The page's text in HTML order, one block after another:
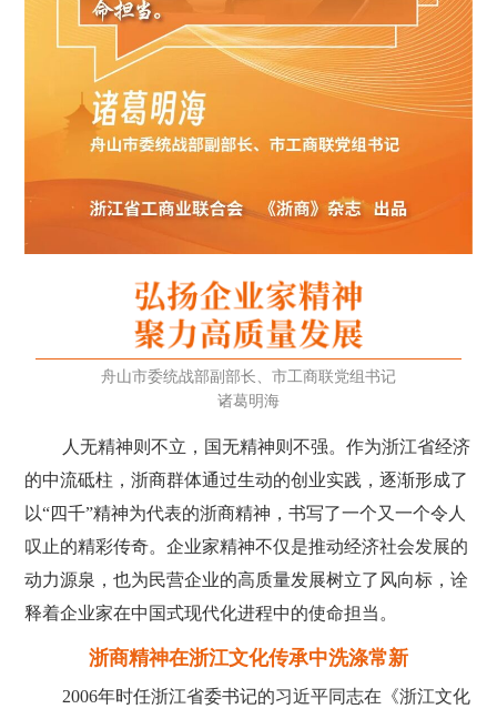
舟山市委统战部副部长、市工商联党组书记
诸葛明海
人无精神则不立，国无精神则不强。作为浙江省经济
的中流砥柱，浙商群体通过生动的创业实践，逐渐形成了
以“四千”精神为代表的浙商精神，书写了一个又一个令人
叹止的精彩传奇。企业家精神不仅是推动经济社会发展的
动力源泉，也为民营企业的高质量发展树立了风向标，诠
释着企业家在中国式现代化进程中的使命担当。
浙商精神在浙江文化传承中洗涤常新
2006年时任浙江省委书记的习近平同志在《浙江文化